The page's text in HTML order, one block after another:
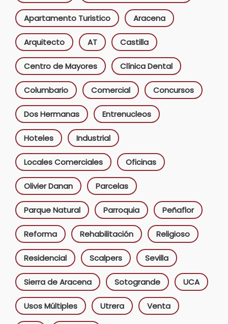
Apartamento Turistico Aracena
Arquitecto AT Castilla
Centro de Mayores Clínica Dental
Columbario Comercial Concursos
Dos Hermanas Entrenucleos
Hoteles Industrial
Locales Comerciales Oficinas
Olivier Danan Parcelas
Parque Natural Parroquia Peñaflor
Reforma Rehabilitación Religioso
Residencial Scalpers Sevilla
Sierra de Aracena Sotogrande UCA
Usos Múltiples Utrera Venta